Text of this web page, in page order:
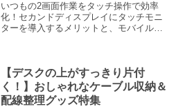
いつもの2画面作業をタッチ操作で効率
化！セカンドディスプレイにタッチモニ
ターを導入するメリットと、モバイル型
【デスクの上がすっきり片付
く！】おしゃれなケーブル収納＆
配線整理グッズ特集